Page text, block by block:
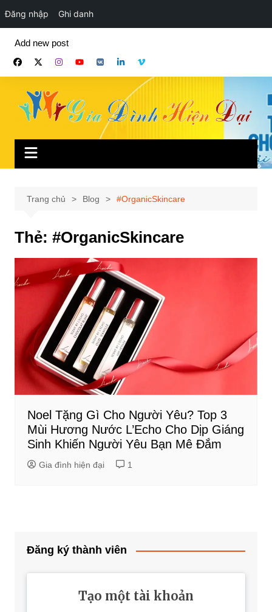
Đăng nhập Ghi danh
phần
Add new post
Trang chủ Blog #OrganicSkincare
Thẻ: #OrganicSkincare
Noel Tặng Gì Cho Người Yêu? Top 3
Mùi Hương Nước L’Echo Cho Dịp Giáng
Sinh Khiến Người Yêu Bạn Mê Đắm
Gia đình hiện đại 1
Đăng ký thành viên
Tạo một tài khoản